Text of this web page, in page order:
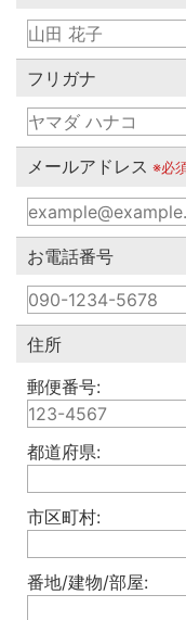
フリガナ
メールアドレス ※必
お電話番号
住所
郵便番号:
都道府県:
市区町村:
番地/建物/部屋: